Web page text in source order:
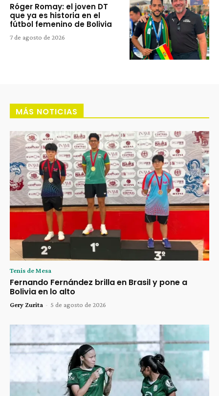
Róger Romay: el joven DT
que ya es historia en el
fútbol femenino de Bolivia
7 de agosto de 2026
MÁS NOTICIAS
Tenis de Mesa
Fernando Fernández brilla en Brasil y pone a
Bolivia en lo alto
Gery Zurita - 5 de agosto de 2026